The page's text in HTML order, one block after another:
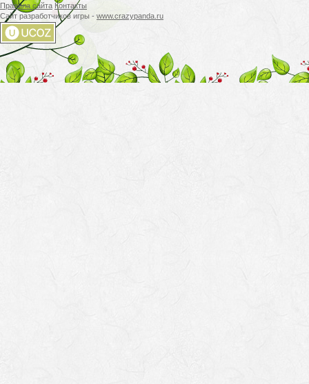
Правила сайта Контакты
Сайт разработчиков игры - www.crazypanda.ru